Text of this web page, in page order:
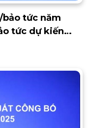
tức năm
tức dự kiến
truyền thống